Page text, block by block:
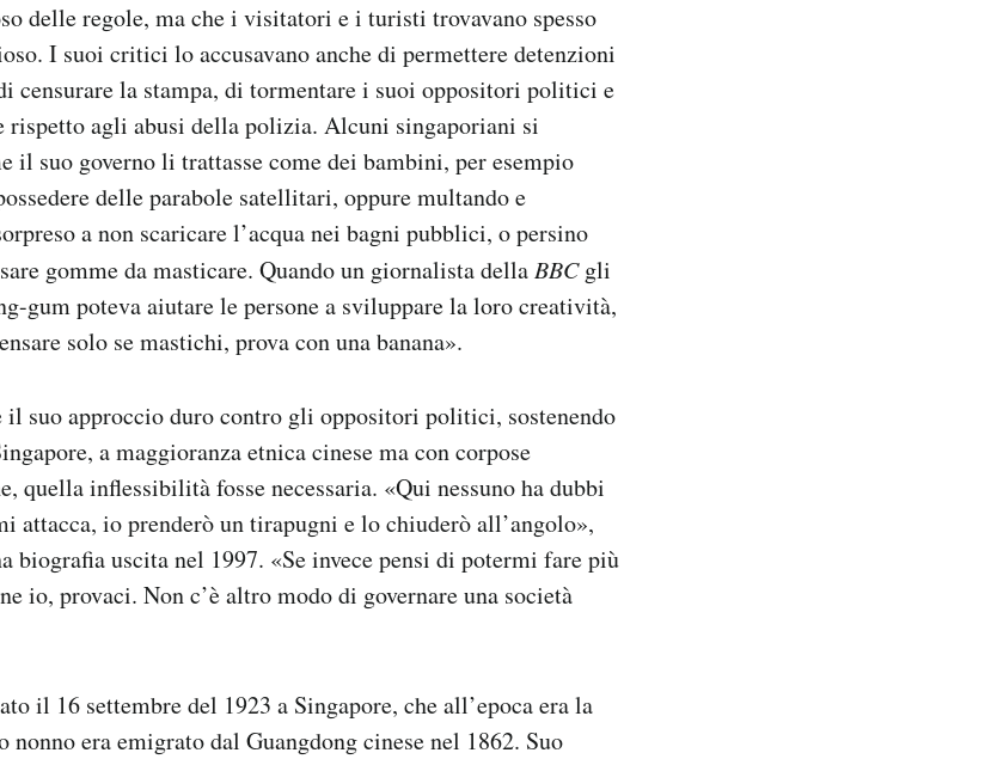
delle regole, ma che i visitatori e i turisti trovavano spesso
I suoi critici lo accusavano anche di permettere detenzioni
censurare la stampa, di tormentare i suoi oppositori politici e
rispetto agli abusi della polizia. Alcuni singaporiani si
il suo governo li trattasse come dei bambini, per esempio
delle parabole satellitari, oppure multando e
a non scaricare l’acqua nei bagni pubblici, o persino
gomme da masticare. Quando un giornalista della BBCgli
gum poteva aiutare le persone a sviluppare la loro creatività,
solo se mastichi, prova con una banana».
il suo approccio duro contro gli oppositori politici, sostenendo
a maggioranza etnica cinese ma con corpose
quella inflessibilità fosse necessaria. «Qui nessuno ha dubbi
attacca, io prenderò un tirapugni e lo chiuderò all’angolo»,
biografia uscita nel 1997. «Se invece pensi di potermi fare più
io, provaci. Non c’è altro modo di governare una società
il 16 settembre del 1923 a Singapore, che all’epoca era la
nonno era emigrato dal Guangdong cinese nel 1862. Suo